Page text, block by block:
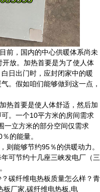
前，国内的中心供暖体系尚未
放。加热首要是为了使人体
日出门时，应封闭家中的暖
。假如咱们能够做到这一点，
热首要是使人体舒适，然后加
。一个10平方米的房间需求
一立方米的部分空间仅需求
的能量。
则能够节约95％的供暖动力。
可节约十几座三峡发电厂（三
碳纤维电热板质量怎么样？青
板厂家,碳纤维电热板,电